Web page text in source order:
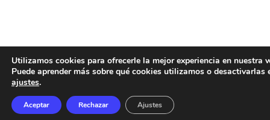
Utilizamos cookies para ofrecerle la mejor experiencia en nuestra
Puede aprender más sobre qué cookies utilizamos o desactivarlas
ajustes.
Aceptar Rechazar Ajustes